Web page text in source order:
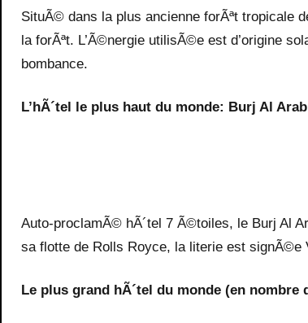
SituÃ© dans la plus ancienne forÃªt tropicale
la forÃªt. L’Ã©nergie utilisÃ©e est d’origine
bombance.
L’hÃ´tel le plus haut du monde: Burj Al
Auto-proclamÃ© hÃ´tel 7 Ã©toiles, le Burj Al
sa flotte de Rolls Royce, la literie est signÃ©e
Le plus grand hÃ´tel du monde (en